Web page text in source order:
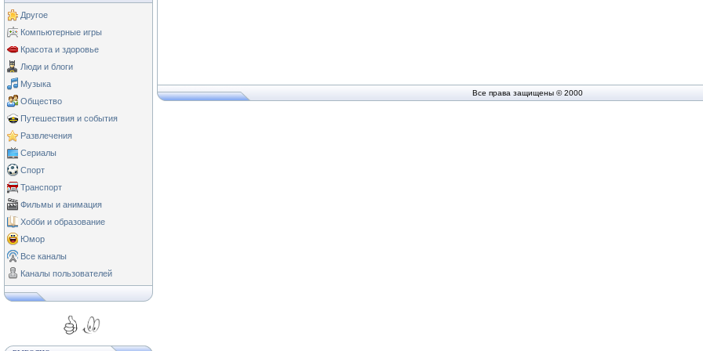
Другое
Компьютерные игры
Красота и здоровье
Люди и блоги
Музыка
Общество
Путешествия и события
Развлечения
Сериалы
Спорт
Транспорт
Фильмы и анимация
Хобби и образование
Юмор
Все каналы
Каналы пользователей
Все права защищены © 2000